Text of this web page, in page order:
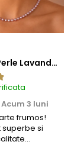
Colier cu Perle Lavanda la Baza Gatului, de 4-5 mm, Perle Rare, Calitate AAA+, Aur 14K | KASKADDA®
Acum 3 luni
frumos!
superbe si